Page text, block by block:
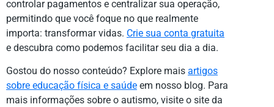
controlar pagamentos e centralizar sua operação,
permitindo que você foque no que realmente
importa: transformar vidas. Crie sua conta gratuita
e descubra como podemos facilitar seu dia a dia.
Gostou do nosso conteúdo? Explore mais artigos
sobre educação física e saúde em nosso blog. Para
mais informações sobre o autismo, visite o site da